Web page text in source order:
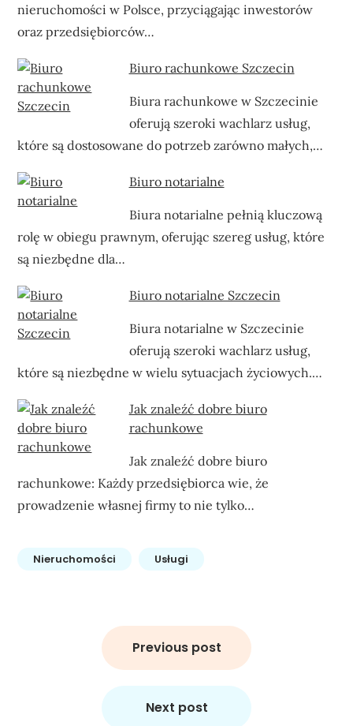
nieruchomości w Polsce, przyciągając inwestorów
oraz przedsiębiorców…
Biuro rachunkowe Szczecin
Biura rachunkowe w Szczecinie
oferują szeroki wachlarz usług,
które są dostosowane do potrzeb zarówno małych,…
Biuro notarialne
Biura notarialne pełnią kluczową
rolę w obiegu prawnym, oferując szereg usług, które
są niezbędne dla…
Biuro notarialne Szczecin
Biura notarialne w Szczecinie
oferują szeroki wachlarz usług,
które są niezbędne w wielu sytuacjach życiowych.…
Jak znaleźć dobre biuro
rachunkowe
Jak znaleźć dobre biuro
rachunkowe: Każdy przedsiębiorca wie, że
prowadzenie własnej firmy to nie tylko…
Nieruchomości Usługi
Previous post
Next post